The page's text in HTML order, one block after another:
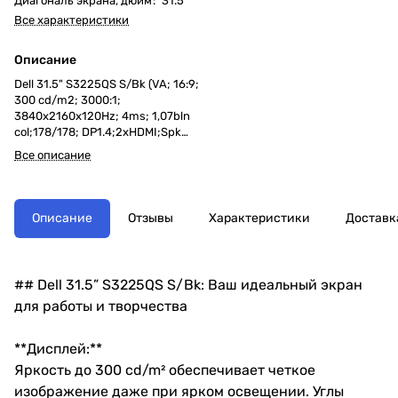
Все характеристики
Описание
Dell 31.5" S3225QS S/Bk (VA; 16:9;
300 cd/m2; 3000:1;
3840x2160x120Hz; 4ms; 1,07bln
col;178/178; DP1.4;2xHDMI;Spk
2x5W;Tilt;Swiv; HAS;VESA)
Все описание
Описание Отзывы Характеристики
## Dell 31.5” S3225QS S/Bk: Ваш идеальный экран
для работы и творчества
**Дисплей:**
Яркость до 300 cd/m² обеспечивает четкое
изображение даже при ярком освещении. Углы